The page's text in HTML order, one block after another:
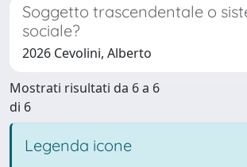
Soggetto trascendentale o
sociale?
2026 Cevolini, Alberto
Mostrati risultati da 6 a 6
di 6
Legenda icone